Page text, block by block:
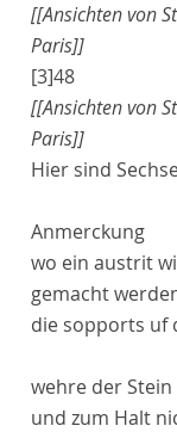
[[Ansichten von
Paris]]
[3]48
[[Ansichten von
Paris]]
Hier sind
Anmerckung
wo ein austrit
gemacht
die sopports uf
wehre der
und zum Halt